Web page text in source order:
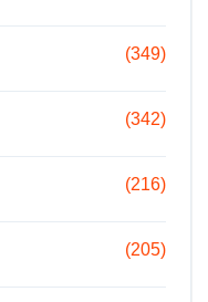
(349)
(342)
(216)
(205)